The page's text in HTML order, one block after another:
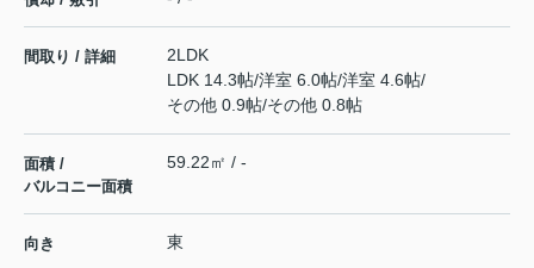
間取り / 詳細
2LDK
LDK 14.3帖/洋室 6.0帖/洋室 4.6帖/
その他 0.9帖/その他 0.8帖
面積 /
バルコニー面積
59.22㎡ / -
向き 東